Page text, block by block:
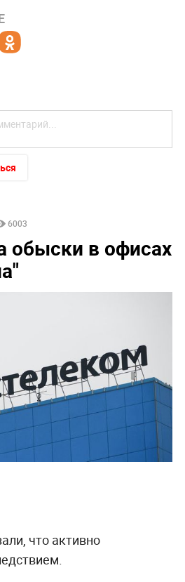
6003
обыски в офисах
что активно